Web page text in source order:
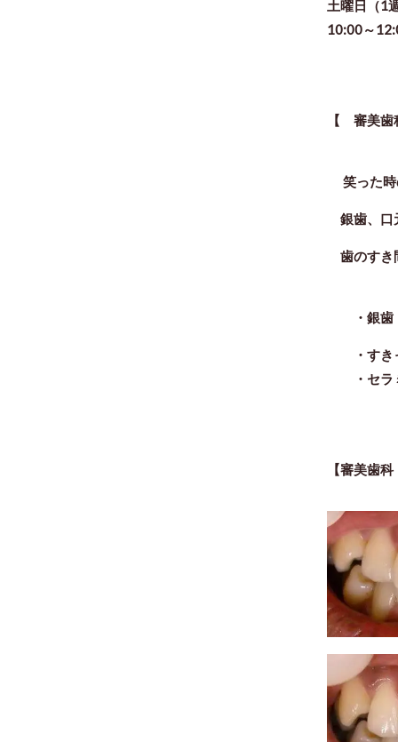
土曜日（1
10:00～
【 審美
笑った時
銀歯、口
歯のすき
・ 銀
・すき
・セラミ
【審美歯